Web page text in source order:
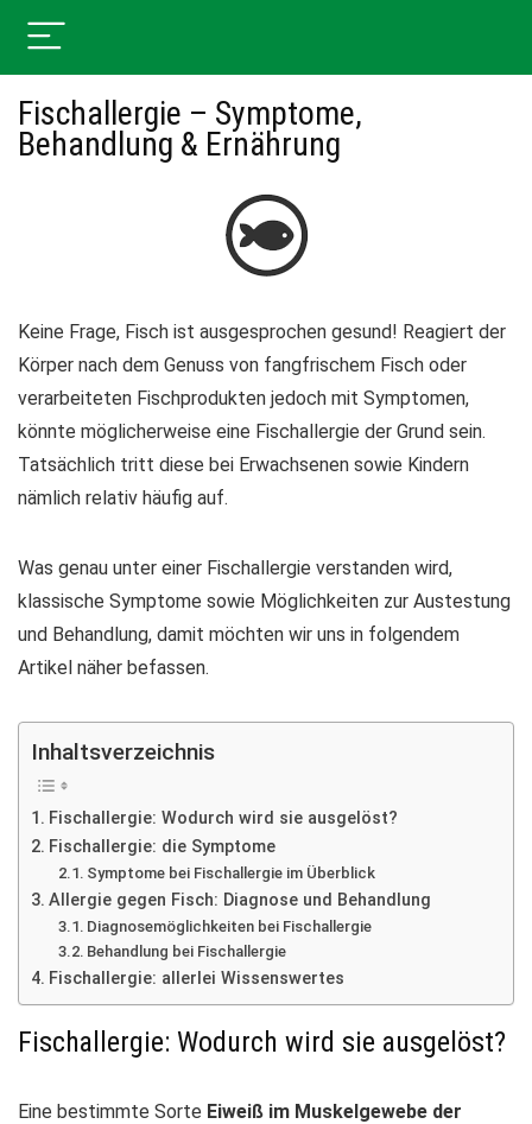
Fischallergie – Symptome,
Behandlung & Ernährung
Keine Frage, Fisch ist ausgesprochen gesund! Reagiert der
Körper nach dem Genuss von fangfrischem Fisch oder
verarbeiteten Fischprodukten jedoch mit Symptomen,
könnte möglicherweise eine Fischallergie der Grund sein.
Tatsächlich tritt diese bei Erwachsenen sowie Kindern
nämlich relativ häufig auf.
Was genau unter einer Fischallergie verstanden wird,
klassische Symptome sowie Möglichkeiten zur Austestung
und Behandlung, damit möchten wir uns in folgendem
Artikel näher befassen.
Inhaltsverzeichnis
Fischallergie: Wodurch wird sie ausgelöst?
Fischallergie: die Symptome
Symptome bei Fischallergie im Überblick
Allergie gegen Fisch: Diagnose und Behandlung
Diagnosemöglichkeiten bei Fischallergie
Behandlung bei Fischallergie
Fischallergie: allerlei Wissenswertes
Fischallergie: Wodurch wird sie ausgelöst?
Eine bestimmte Sorte Eiweiß im Muskelgewebe der